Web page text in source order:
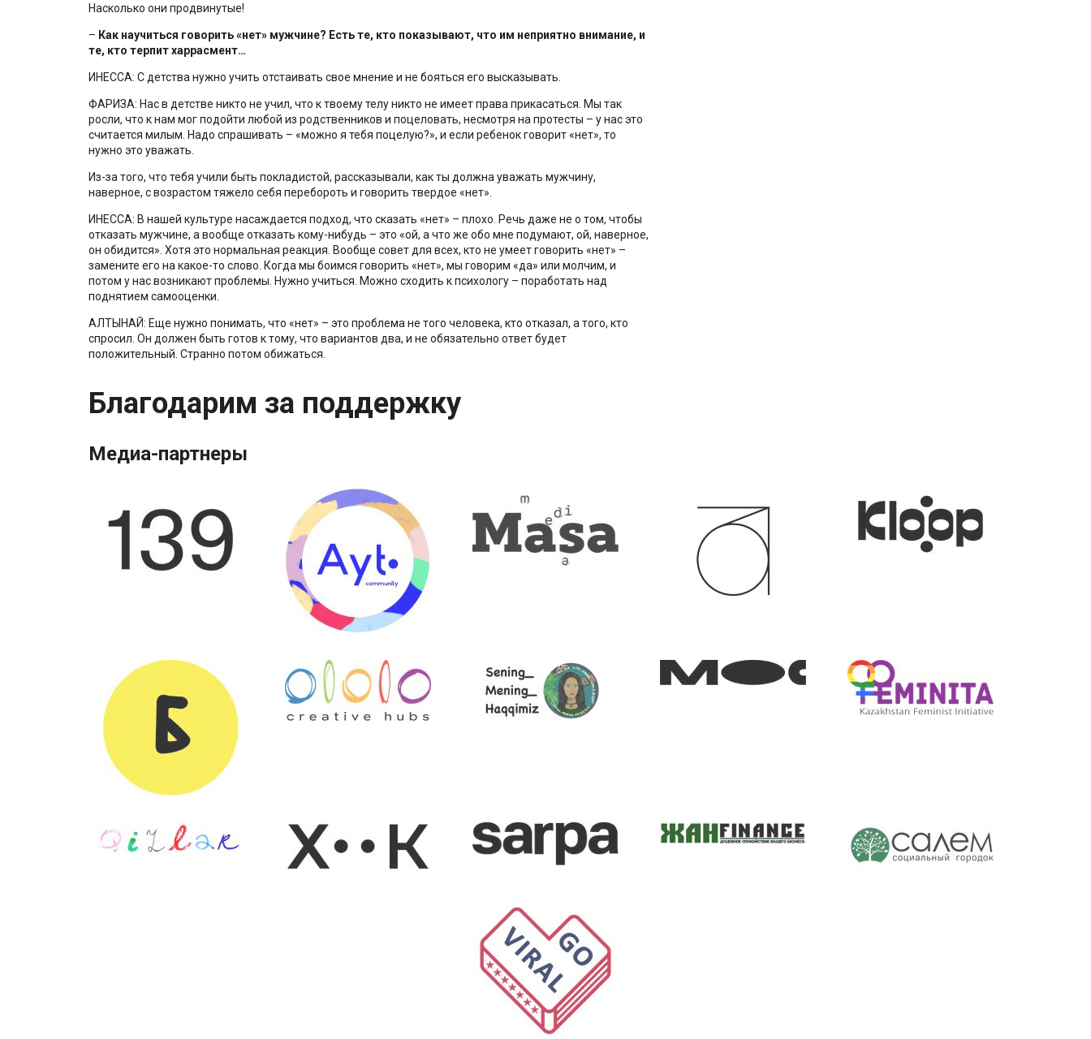
Насколько они продвинутые!
– Как научиться говорить «нет» мужчине? Есть те, кто показывают, что им неприятно внимание, и
те, кто терпит харрасмент…
ИНЕССА: С детства нужно учить отстаивать свое мнение и не бояться его высказывать.
ФАРИЗА: Нас в детстве никто не учил, что к твоему телу никто не имеет права прикасаться. Мы так
росли, что к нам мог подойти любой из родственников и поцеловать, несмотря на протесты – у нас это
считается милым. Надо спрашивать – «можно я тебя поцелую?», и если ребенок говорит «нет», то
нужно это уважать.
Из-за того, что тебя учили быть покладистой, рассказывали, как ты должна уважать мужчину,
наверное, с возрастом тяжело себя перебороть и говорить твердое «нет».
ИНЕССА: В нашей культуре насаждается подход, что сказать «нет» – плохо. Речь даже не о том, чтобы
отказать мужчине, а вообще отказать кому-нибудь – это «ой, а что же обо мне подумают, ой, наверное,
он обидится». Хотя это нормальная реакция. Вообще совет для всех, кто не умеет говорить «нет» –
замените его на какое-то слово. Когда мы боимся говорить «нет», мы говорим «да» или молчим, и
потом у нас возникают проблемы. Нужно учиться. Можно сходить к психологу – поработать над
поднятием самооценки.
АЛТЫНАЙ: Еще нужно понимать, что «нет» – это проблема не того человека, кто отказал, а того, кто
спросил. Он должен быть готов к тому, что вариантов два, и не обязательно ответ будет
положительный. Странно потом обижаться.
Благодарим за поддержку
Медиа-партнеры